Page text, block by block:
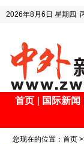
2026年8月6日 星期四
首页 国际新闻
您现在的位置： 首页